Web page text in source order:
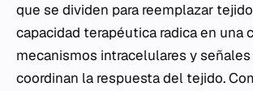
que se dividen para reemplazar
capacidad terapéutica radica en una
mecanismos intracelulares y
coordinan la respuesta del tejido.